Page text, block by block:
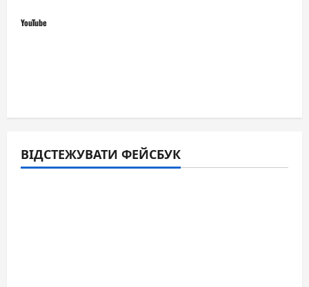
YouTube
ВІДСТЕЖУВАТИ ФЕЙСБУК